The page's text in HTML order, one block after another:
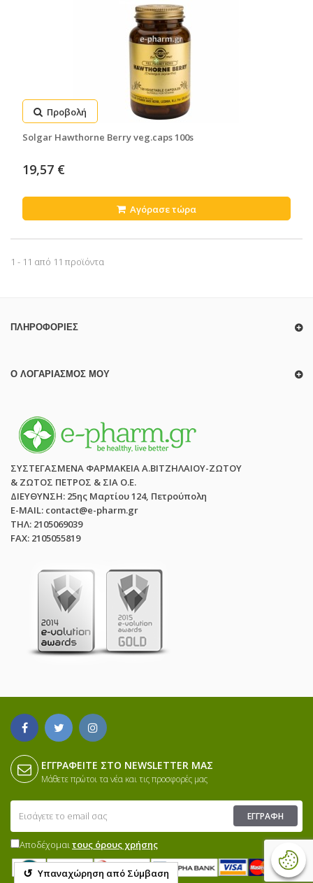
Προβολή
Solgar Hawthorne Berry veg.caps 100s
19,57 €
Αγόρασε τώρα
1 - 11 από 11 προϊόντα
ΠΛΗΡΟΦΟΡΊΕΣ
Ο ΛΟΓΑΡΙΑΣΜΌΣ ΜΟΥ
ΣΥΣΤΕΓΑΣΜΕΝΑ ΦΑΡΜΑΚΕΙΑ Α.ΒΙΤΖΗΛΑΙΟΥ-ΖΩΤΟΥ
& ΖΩΤΟΣ ΠΕΤΡΟΣ & ΣΙΑ Ο.Ε.
ΔΙΕΥΘΥΝΣΗ: 25ης Μαρτίου 124, Πετρούπολη
E-MAIL: contact@e-pharm.gr
ΤΗΛ: 2105069039
FAX: 2105055819
↺ Υπαναχώρηση από Σύμβαση
ΕΓΓΡΑΦΕΊΤΕ ΣΤΟ NEWSLETTER ΜΑΣ
Μάθετε πρώτοι τα νέα και τις προσφορές μας
ΕΓΓΡΑΦΉ
Αποδέχομαιτους όρους χρήσης